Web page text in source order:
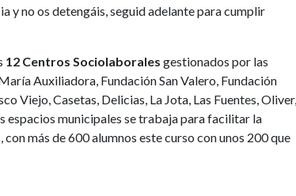
y no os detengáis, seguid adelante para cumplir
12 Centros Sociolaborales gestionados por las
Auxiliadora, Fundación San Valero, Fundación
Viejo, Casetas, Delicias, La Jota, Las Fuentes, Oliver,
espacios municipales se trabaja para facilitar la
más de 600 alumnos este curso con unos 200 que